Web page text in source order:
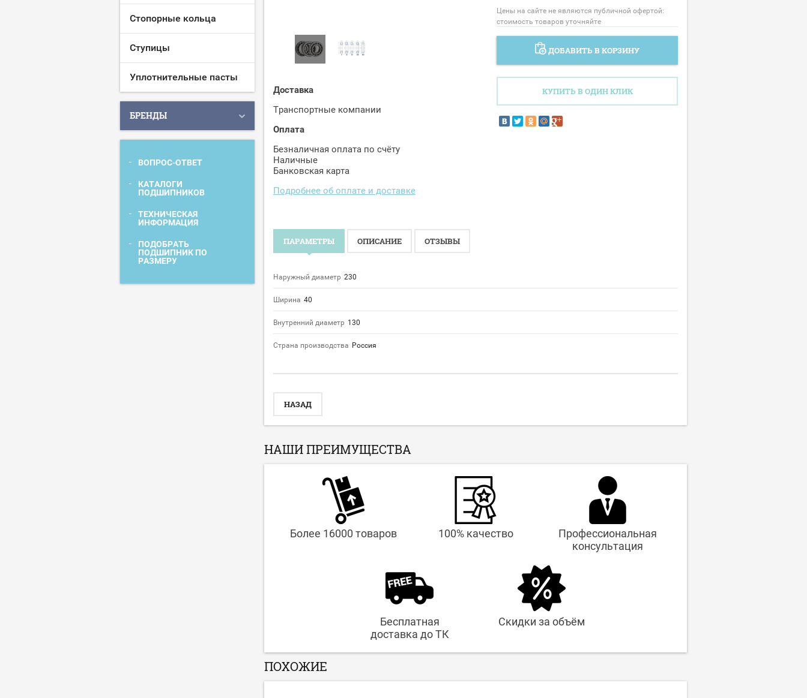
Стопорные кольца
Ступицы
Уплотнительные пасты
БРЕНДЫ
ВОПРОС-ОТВЕТ
КАТАЛОГИ
ПОДШИПНИКОВ
ТЕХНИЧЕСКАЯ
ИНФОРМАЦИЯ
ПОДОБРАТЬ
ПОДШИПНИК ПО
РАЗМЕРУ
Доставка
Транспортные компании
Оплата
Безналичная оплата по счёту
Наличные
Банковская карта
Подробнее об оплате и доставке
Цены на сайте не являются публичной офертой:
стоимость товаров уточняйте
ДОБАВИТЬ В КОРЗИНУ
КУПИТЬ В ОДИН КЛИК
ПАРАМЕТРЫ ОПИСАНИЕ ОТЗЫВЫ
Наружный диаметр 230
Ширина 40
Внутренний диаметр 130
Страна производства Россия
НАЗАД
НАШИ ПРЕИМУЩЕСТВА
Более 16000 товаров 100% качество
Профессиональная
консультация
Бесплатная
доставка до ТК
Скидки за объём
ПОХОЖИЕ